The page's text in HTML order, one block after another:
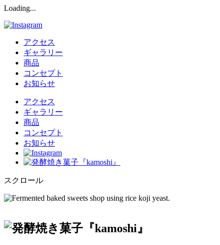
Loading...
アクセス
ギャラリー
商品
コンセプト
お知らせ
アクセス
ギャラリー
商品
コンセプト
お知らせ
スクロール